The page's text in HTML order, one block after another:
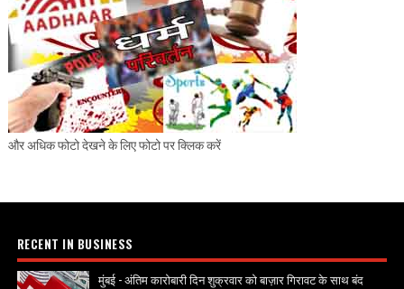
और अधिक फोटो देखने के लिए फोटो पर क्लिक करें
RECENT IN BUSINESS
मुंबई - अंतिम कारोबारी दिन शुक्रवार को बाज़ार गिरावट के साथ बंद